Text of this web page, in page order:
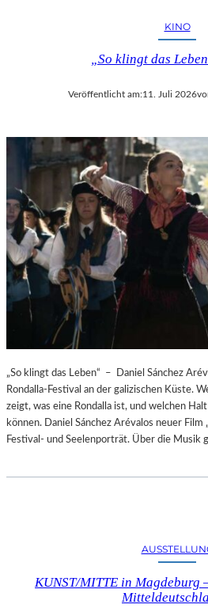
KINO
„So klingt das
Veröffentlicht am:11. Juli 2026
„So klingt das Leben“ – Daniel Sánchez
Rondalla-Festival an der galizischen Küste.
zeigt, was eine Rondalla ist, und welchen
können. Daniel Sánchez Arévalos neuer Film
Festival- und Seelenporträt. Über die Musik
KUNST/MITTE in Magdeburg